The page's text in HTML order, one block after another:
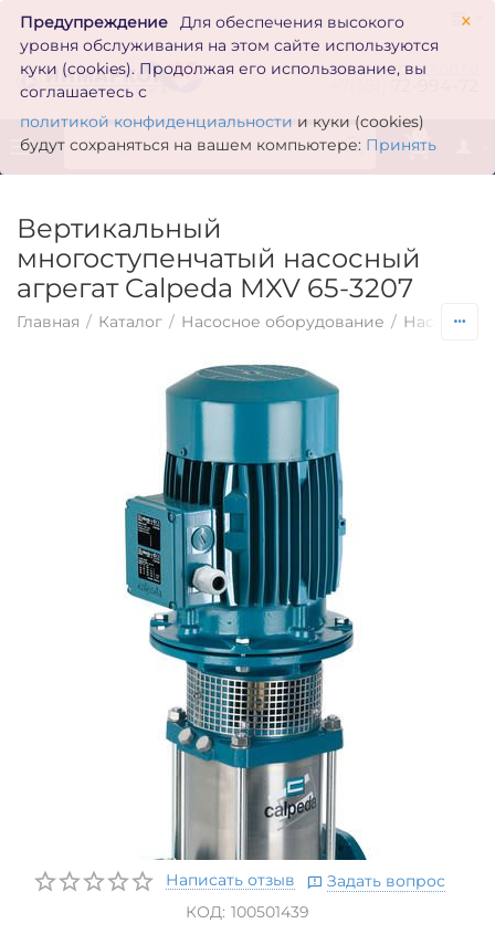
×
Предупреждение
Для обеспечения высокого
уровня обслуживания на этом сайте используются
куки (cookies). Продолжая его использование, вы
соглашаетесь с
политикой конфиденциальности и куки (cookies)
будут сохраняться на вашем компьютере: Принять
zakaz@inmarkon.ru
0
Вертикальный
многоступенчатый насосный
агрегат Calpeda MXV 65-3207
Главная / Каталог / Насосное оборудование / Насосы по
Написать отзыв
Задать вопрос
КОД: 100501439